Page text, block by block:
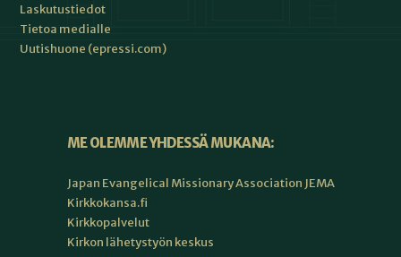
Laskutustiedot
Tietoa medialle
Uutishuone (epressi.com)
ME OLEMME YHDESSÄ MUKANA:
Japan Evangelical Missionary Association JEMA
Kirkkokansa.fi
Kirkkopalvelut
Kirkon lähetystyön keskus